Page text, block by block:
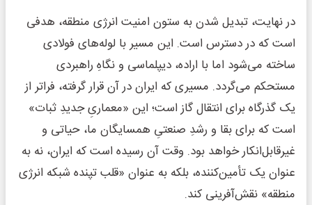
در نهایت، تبدیل شدن به ستون امنیت انرژی منطقه، هدفی
است که در دسترس است. این مسیر با لوله‌های فولادی
ساخته می‌شود اما با اراده، دیپلماسی و نگاهِ راهبردی
مستحکم می‌گردد. مسیری که ایران در آن قرار گرفته، فراتر از
یک گذرگاه برای انتقال گاز است؛ این «معماریِ جدیدِ ثبات»
است که برای بقا و رشدِ صنعتیِ همسایگان ما، حیاتی و
غیرقابل‌انکار خواهد بود. وقت آن رسیده است که ایران، نه به
عنوان یک تأمین‌کننده، بلکه به عنوان «قلب تپنده شبکه انرژی
منطقه» نقش‌آفرینی کند.